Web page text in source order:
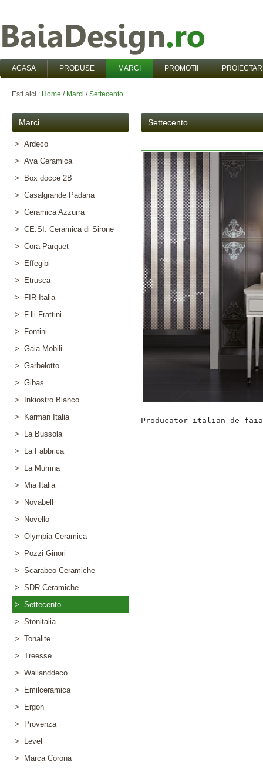
ACASA PRODUSE MARCI PROMOTII
Esti aici : Home / Marci /Settecento
Marci
> Ardeco
> Ava Ceramica
> Box docce 2B
> Casalgrande Padana
> Ceramica Azzurra
> CE.SI. Ceramica di Sirone
> Cora Parquet
> Effegibi
> Etrusca
> FIR Italia
> F.lli Frattini
> Fontini
> Gaia Mobili
> Garbelotto
> Gibas
> Inkiostro Bianco
> Karman Italia
> La Bussola
> La Fabbrica
> La Murrina
> Mia Italia
> Novabell
> Novello
> Olympia Ceramica
> Pozzi Ginori
> Scarabeo Ceramiche
> SDR Ceramiche
> Settecento
> Stonitalia
> Tonalite
> Treesse
> Wallanddeco
> Emilceramica
> Ergon
> Provenza
> Level
> Marca Corona
Settecento